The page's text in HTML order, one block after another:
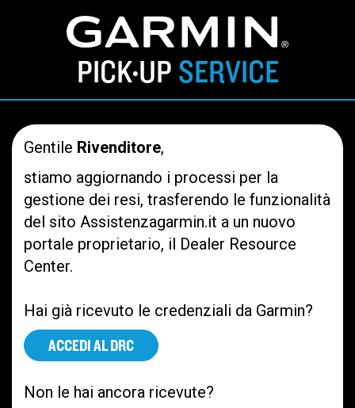
PICK•
UP SERVICE
Gentile Rivenditore,
stiamo aggiornando i processi per la
gestione dei resi, trasferendo le funzionalità
del sito Assistenzagarmin.it a un nuovo
portale proprietario, il Dealer Resource
Center.
Hai già ricevuto le credenziali da Garmin?
ACCEDI AL DRC
Non le hai ancora ricevute?